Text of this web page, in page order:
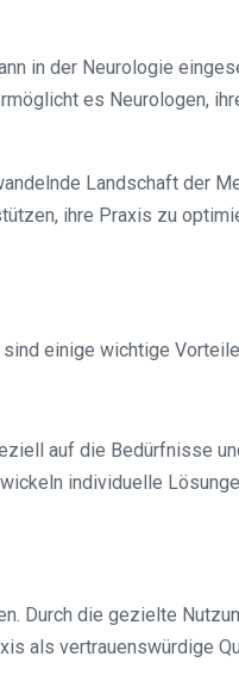
in der Neurologie
es Neurologen,
Landschaft der
ihre Praxis zu
einige wichtige
auf die Bedürfnisse
individuelle
Durch die gezielte
als vertrauenswürdige